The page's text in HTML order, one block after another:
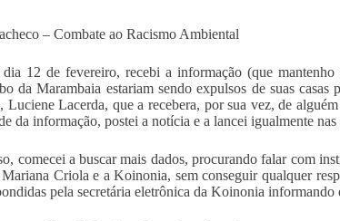
– Combate ao Racismo Ambiental
dia 12 de fevereiro, recebi a informação (que
da Marambaia estariam sendo expulsos de suas
Luciene Lacerda, que a recebera, por sua vez, de
da informação, postei a notícia e a lancei igualmente nas
comecei a buscar mais dados, procurando falar com
Criola e a Koinonia, sem conseguir qualquer
pela secretária eletrônica da Koinonia informando